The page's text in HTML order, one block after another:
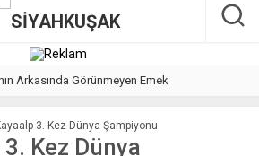
Arkasında Görünmeyen Emek
3. Kez Dünya Şampiyonu
3. Kez Dünya